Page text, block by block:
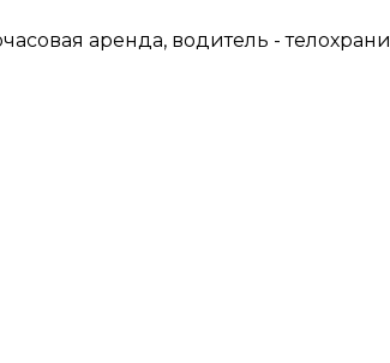
аренда, водитель -